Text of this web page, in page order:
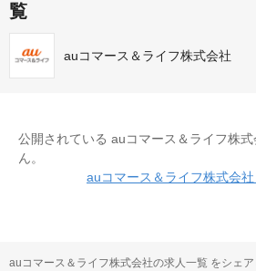
覧
auコマース＆ライフ株式会社
公開されている auコマース＆ライフ株
ん。
auコマース＆ライフ株式会
auコマース＆ライフ株式会社の求人一覧 をシェア